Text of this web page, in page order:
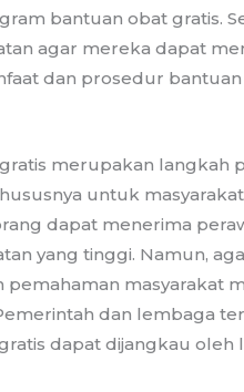
bantuan obat gratis.
agar mereka dapat
dan prosedur bantuan
merupakan langkah
untuk
dapat menerima
yang tinggi. Namun,
pemahaman masyarakat
dan lembaga
dapat dijangkau